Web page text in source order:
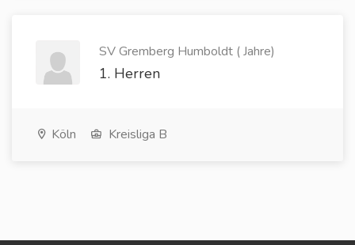
SV Gremberg Humboldt ( Jahre)
1. Herren
Köln Kreisliga B